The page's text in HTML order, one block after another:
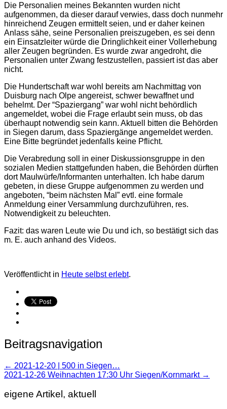
Die Personalien meines Bekannten wurden nicht
aufgenommen, da dieser darauf verwies, dass doch nunmehr
hinreichend Zeugen ermittelt seien, und er daher keinen
Anlass sähe, seine Personalien preiszugeben, es sei denn
ein Einsatzleiter würde die Dringlichkeit einer Vollerhebung
aller Zeugen begründen. Es wurde zwar angedroht, die
Personalien unter Zwang festzustellen, passiert ist das aber
nicht.
Die Hundertschaft war wohl bereits am Nachmittag von
Duisburg nach Olpe angereist, schwer bewaffnet und
behelmt. Der “Spaziergang” war wohl nicht behördlich
angemeldet, wobei die Frage erlaubt sein muss, ob das
überhaupt notwendig sein kann. Aktuell bitten die Behörden
in Siegen darum, dass Spaziergänge angemeldet werden.
Eine Bitte begründet jedenfalls keine Pflicht.
Die Verabredung soll in einer Diskussionsgruppe in den
sozialen Medien stattgefunden haben, die Behörden dürften
dort Maulwürfe/Informanten unterhalten. Ich habe darum
gebeten, in diese Gruppe aufgenommen zu werden und
angeboten, “beim nächsten Mal” evtl. eine formale
Anmeldung einer Versammlung durchzuführen, res.
Notwendigkeit zu beleuchten.
Fazit: das waren Leute wie Du und ich, so bestätigt sich das
m. E. auch anhand des Videos.
Veröffentlicht in Heute selbst erlebt.
Beitragsnavigation
← 2021-12-20 | 500 in Siegen…
2021-12-26 Weihnachten 17:30 Uhr Siegen/Kornmarkt →
eigene Artikel, aktuell